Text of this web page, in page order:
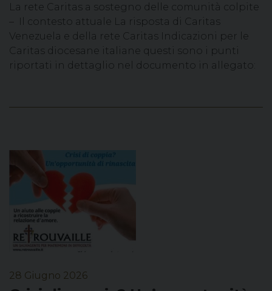
La rete Caritas a sostegno delle comunità colpite
– Il contesto attuale La risposta di Caritas
Venezuela e della rete Caritas Indicazioni per le
Caritas diocesane italiane questi sono i punti
riportati in dettaglio nel documento in allegato:
28 Giugno 2026